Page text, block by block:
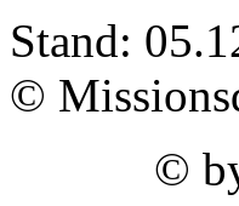
Stand:
©
©